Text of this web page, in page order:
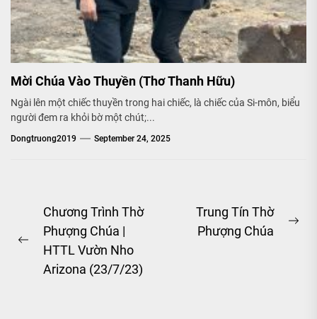
Mời Chúa Vào Thuyền (Thơ Thanh Hữu)
Ngài lên một chiếc thuyền trong hai chiếc, là chiếc của Si-môn, biểu
người đem ra khỏi bờ một chút;...
Dongtruong2019 September 24, 2025
Post
navigation
Previous
post:
Chương Trình Thờ
Phượng Chúa |
HTTL Vườn Nho
Arizona (23/7/23)
Trung Tín Thờ
Phượng Chúa